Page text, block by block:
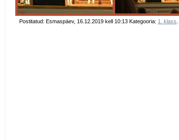
Postitatud: Esmaspäev, 16.12.2019 kell 10:13 Kategooria: 1. klass